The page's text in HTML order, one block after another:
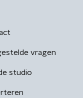
vragen
studio